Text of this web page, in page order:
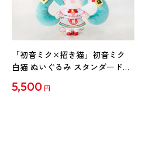
「初音ミク×招き猫」初音ミク
白猫 ぬいぐるみ スタンダード
5,500 円